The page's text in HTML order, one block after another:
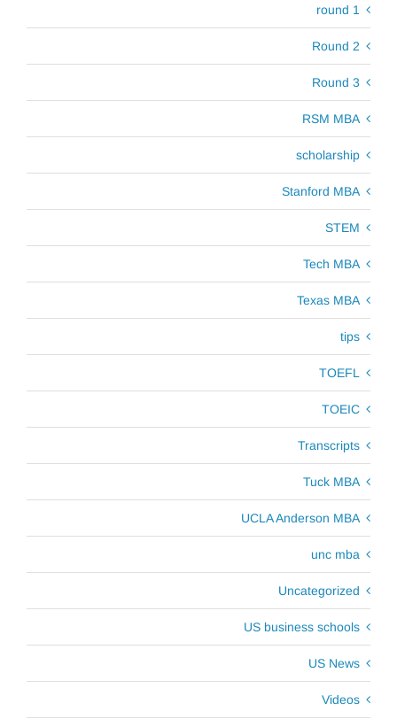
round 1
Round 2
Round 3
RSM MBA
scholarship
Stanford MBA
STEM
Tech MBA
Texas MBA
tips
TOEFL
TOEIC
Transcripts
Tuck MBA
UCLA Anderson MBA
unc mba
Uncategorized
US business schools
US News
Videos